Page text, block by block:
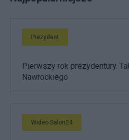
Prezydent
Pierwszy rok prezydentury.
Nawrockiego
Wideo Salon24